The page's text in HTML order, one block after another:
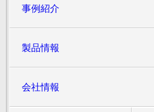
事例紹介
製品情報
会社情報